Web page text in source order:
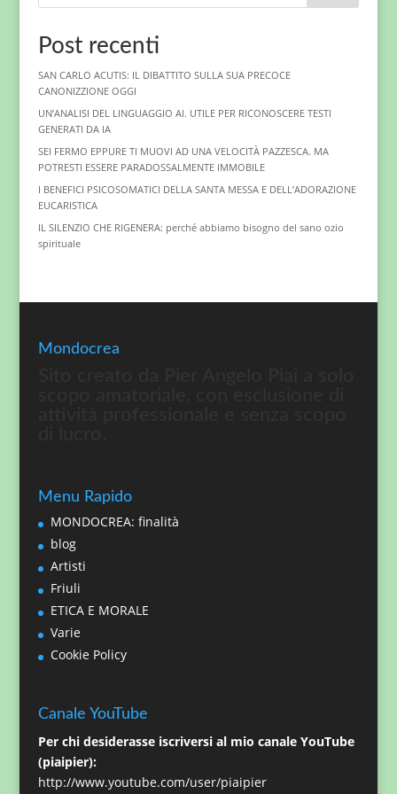
Post recenti
SAN CARLO ACUTIS: IL DIBATTITO SULLA SUA PRECOCE
CANONIZZIONE OGGI
UN’ANALISI DEL LINGUAGGIO AI. UTILE PER RICONOSCERE TESTI
GENERATI DA IA
SEI FERMO EPPURE TI MUOVI AD UNA VELOCITÀ PAZZESCA. MA
POTRESTI ESSERE PARADOSSALMENTE IMMOBILE
I BENEFICI PSICOSOMATICI DELLA SANTA MESSA E DELL’ADORAZIONE
EUCARISTICA
IL SILENZIO CHE RIGENERA: perché abbiamo bisogno del sano ozio
spirituale
Mondocrea
Menu Rapido
MONDOCREA: finalità
blog
Artisti
Friuli
ETICA E MORALE
Varie
Cookie Policy
Canale YouTube
Per chi desiderasse iscriversi al mio canale YouTube
(piaipier):
http://www.youtube.com/user/piaipier